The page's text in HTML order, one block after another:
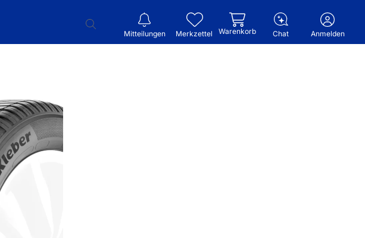
Mitteilungen Merkzettel Warenkorb Chat Anmelden